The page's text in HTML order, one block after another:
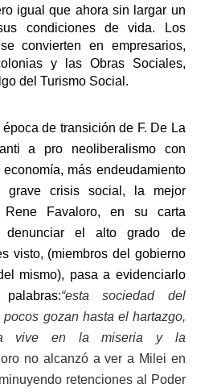
igual que ahora sin largar un
condiciones de vida. Los
convierten en empresarios,
y las Obras Sociales,
del Turismo Social.
de transición de F. De La
a pro neoliberalismo con
más endeudamiento
grave crisis social, la mejor
Favaloro, en su carta
denunciar el alto grado de
visto, (miembros del gobierno
mismo), pasa a evidenciarlo
“esta sociedad del
gozan hasta el hartazgo,
vive en la miseria y la
no alcanzó a ver a Milei en
retenciones al Poder